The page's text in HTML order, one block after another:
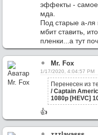
эффекты - самое
мда.
Под старые а-ля
мбит ставить,
пленки...а тут
Mr. Fox
1/17/2020, 4:04:57 PM
Перенесен из
/ Captain
1080p [HEVC]
👍